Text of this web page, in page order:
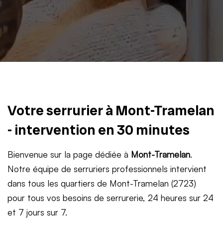
Votre serrurier à Mont-Tramelan
- intervention en 30 minutes
Bienvenue sur la page dédiée à Mont-Tramelan.
Notre équipe de serruriers professionnels intervient
dans tous les quartiers de Mont-Tramelan (2723)
pour tous vos besoins de serrurerie, 24 heures sur 24
et 7 jours sur 7.